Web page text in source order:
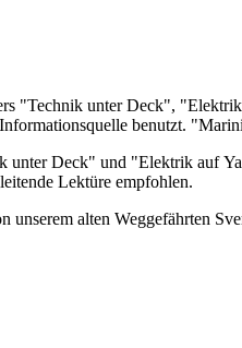
"Technik unter Deck",
benutzt.
Deck" und "Elektrik auf
Lektüre empfohlen.
alten Weggefährten